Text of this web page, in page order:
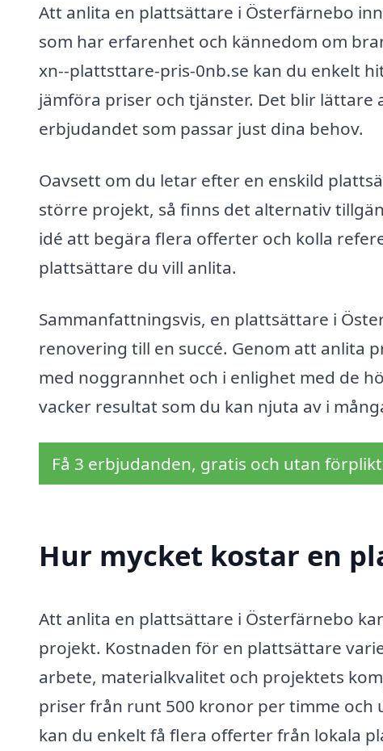
Att anlita en plattsättare i Österfärnebo
som har erfarenhet och kännedom om
xn--plattsttare-pris-0nb.se kan du enkelt
jämföra priser och tjänster. Det blir
erbjudandet som passar just dina behov.
Oavsett om du letar efter en enskild
större projekt, så finns det alternativ
idé att begära flera offerter och kolla
plattsättare du vill anlita.
Sammanfattningsvis, en plattsättare i
renovering till en succé. Genom att anlita
med noggrannhet och i enlighet med de
vacker resultat som du kan njuta av i
Få 3 erbjudanden, gratis och utan
Hur mycket kostar en
Att anlita en plattsättare i Österfärnebo
projekt. Kostnaden för en plattsättare
arbete, materialkvalitet och projektets
priser från runt 500 kronor per timme
kan du enkelt få flera offerter från lokala